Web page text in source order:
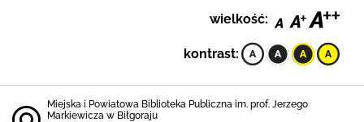
wielkość:
kontrast:
Miejska i Powiatowa Biblioteka Publiczna im. prof. Jerzego
Markiewicza w Biłgoraju